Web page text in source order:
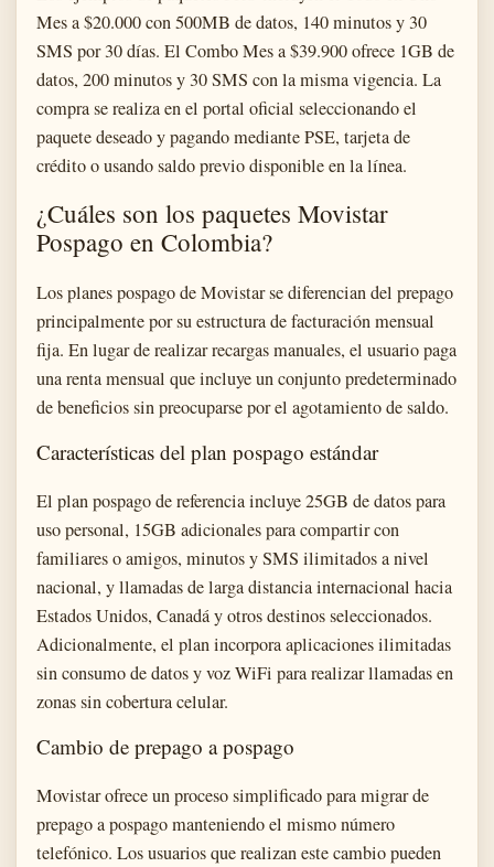
Mes a $20.000 con 500MB de datos, 140 minutos y 30
SMS por 30 días. El Combo Mes a $39.900 ofrece 1GB de
datos, 200 minutos y 30 SMS con la misma vigencia. La
compra se realiza en el portal oficial seleccionando el
paquete deseado y pagando mediante PSE, tarjeta de
crédito o usando saldo previo disponible en la línea.
¿Cuáles son los paquetes Movistar
Pospago en Colombia?
Los planes pospago de Movistar se diferencian del prepago
principalmente por su estructura de facturación mensual
fija. En lugar de realizar recargas manuales, el usuario paga
una renta mensual que incluye un conjunto predeterminado
de beneficios sin preocuparse por el agotamiento de saldo.
Características del plan pospago estándar
El plan pospago de referencia incluye 25GB de datos para
uso personal, 15GB adicionales para compartir con
familiares o amigos, minutos y SMS ilimitados a nivel
nacional, y llamadas de larga distancia internacional hacia
Estados Unidos, Canadá y otros destinos seleccionados.
Adicionalmente, el plan incorpora aplicaciones ilimitadas
sin consumo de datos y voz WiFi para realizar llamadas en
zonas sin cobertura celular.
Cambio de prepago a pospago
Movistar ofrece un proceso simplificado para migrar de
prepago a pospago manteniendo el mismo número
telefónico. Los usuarios que realizan este cambio pueden